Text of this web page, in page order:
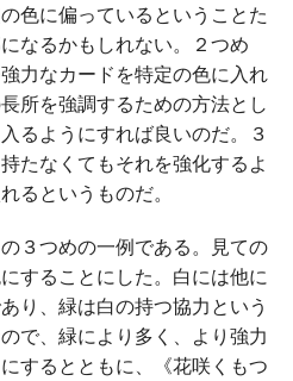
色に偏っているということた
なるかもしれない。２つめ
力なカードを特定の色に入れ
所を強調するための方法とし
るようにすれば良いのだ。３
たなくてもそれを強化するよ
るというものだ。
３つめの一例である。見ての
することにした。白には他に
り、緑は白の持つ協力という
で、緑により多く、より強力
するとともに、《花咲くもつ